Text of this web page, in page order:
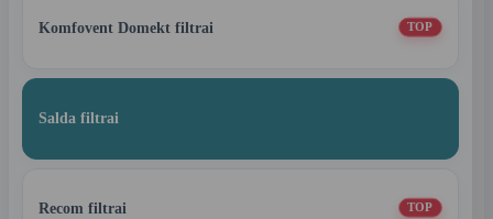
Komfovent Domekt filtrai TOP
Salda filtrai
Recom filtrai TOP